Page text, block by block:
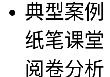
典型案例
纸笔课堂
阅卷分析